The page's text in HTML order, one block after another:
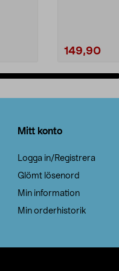
149,90
Mitt konto
Logga in/Registrera
Glömt lösenord
Min information
Min orderhistorik